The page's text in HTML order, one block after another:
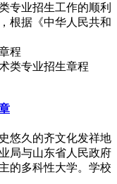
专业招生工作的顺利
根据《中华人民共和
类专业招生章程
悠久的齐文化发祥地
局与山东省人民政府
的多科性大学。学校